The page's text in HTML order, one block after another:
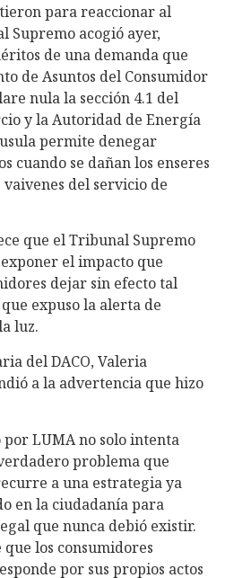
para reaccionar al
Supremo acogió ayer,
de una demanda que
de Asuntos del Consumidor
nula la sección 4.1 del
y laAutoridad de Energía
permite denegar
cuando se dañan los enseres
vaivenes del servicio de
que el Tribunal Supremo
el impacto que
dejar sin efecto tal
expuso la alerta de
luz.
del DACO, Valeria
a la advertencia que hizo
LUMA no solo intenta
problema que
a una estrategia ya
en la ciudadanía para
que nunca debió existir.
que los consumidores
por sus propios actos